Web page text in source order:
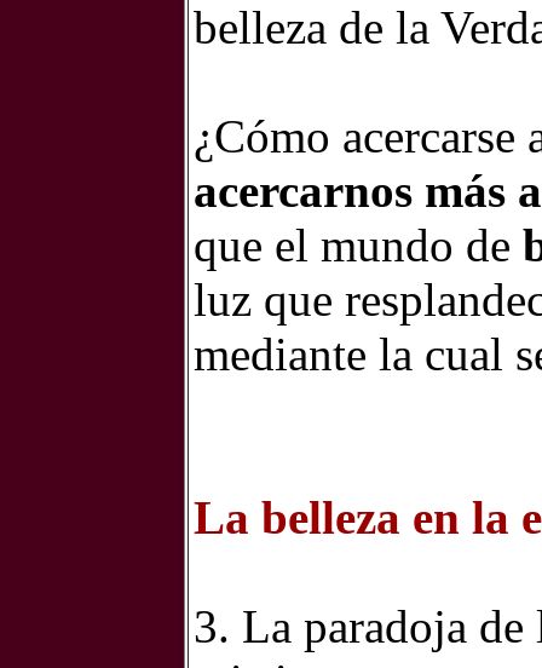
belleza de la
¿Cómo acercarse
acercarnos más
que el mundo de
luz que
mediante la cual
La belleza en la
3. La paradoja